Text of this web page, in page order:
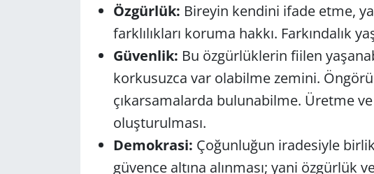
Özgürlük: Bireyin kendini ifade etme,
farklılıkları koruma hakkı. Farkındalık
Güvenlik: Bu özgürlüklerin fiilen
korkusuzca var olabilme zemini.
çıkarsamalarda bulunabilme. Üretme
oluşturulması.
Demokrasi: Çoğunluğun iradesiyle
güvence altına alınması; yani özgürlük